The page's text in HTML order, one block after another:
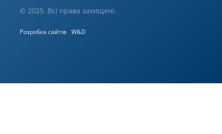
© 2025. Всі права захищені.
Розробка сайтів W&D